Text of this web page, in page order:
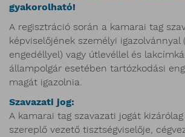
gyakorolható!
A regisztráció során a kamarai tag
képviselőjének személyi igazolvánnyal
engedéllyel) vagy útlevéllel és
állampolgár esetében tartózkodási
magát igazolnia.
Szavazati jog:
A kamarai tag szavazati jogát
szereplő vezető tisztségviselője,